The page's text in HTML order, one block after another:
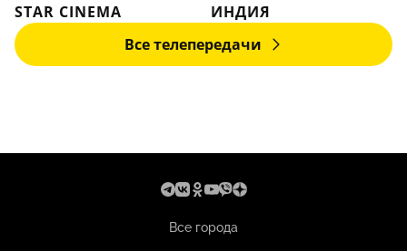
STAR CINEMA
ИНДИЯ
Все телепередачи
Все города